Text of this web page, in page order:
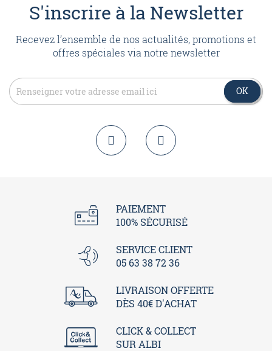
S'inscrire à la Newsletter
Recevez l’ensemble de nos actualités, promotions et
offres spéciales via notre newsletter
OK
OK
PAIEMENT
100% SÉCURISÉ
SERVICE CLIENT
05 63 38 72 36
LIVRAISON OFFERTE
DÈS 40€ D'ACHAT
CLICK & COLLECT
SUR ALBI